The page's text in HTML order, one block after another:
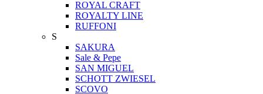
ROYAL CRAFT
ROYALTY LINE
RUFFONI
S
SAKURA
Sale & Pepe
SAN MIGUEL
SCHOTT ZWIESEL
SCOVO